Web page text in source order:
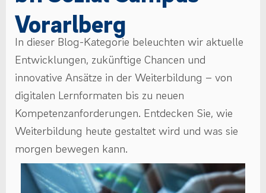
Vorarlberg
In dieser Blog-Kategorie beleuchten wir aktuelle
Entwicklungen, zukünftige Chancen und
innovative Ansätze in der Weiterbildung – von
digitalen Lernformaten bis zu neuen
Kompetenzanforderungen. Entdecken Sie, wie
Weiterbildung heute gestaltet wird und was sie
morgen bewegen kann.